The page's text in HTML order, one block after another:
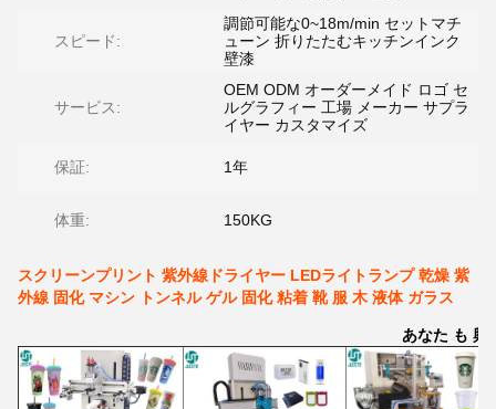
スピード:
調節可能な0~18m/min セットマチ
ューン 折りたたむキッチンインク
壁漆
サービス:
OEM ODM オーダーメイド ロゴ セ
ルグラフィー 工場 メーカー サプラ
イヤー カスタマイズ
保証: 1年
体重: 150KG
スクリーンプリント 紫外線ドライヤー LEDライトランプ 乾燥 紫
外線 固化 マシン トンネル ゲル 固化 粘着 靴 服 木 液体 ガラス
あなた も 興